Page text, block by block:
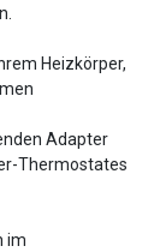
Heizkörper,
Adapter
Thermostates
im